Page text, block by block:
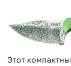
Этот